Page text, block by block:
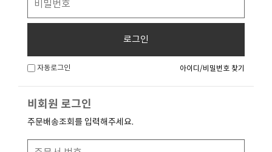
로그인
자동로그인 아이디/비밀번호 찾기
비회원 로그인
주문배송조회를 입력해주세요.